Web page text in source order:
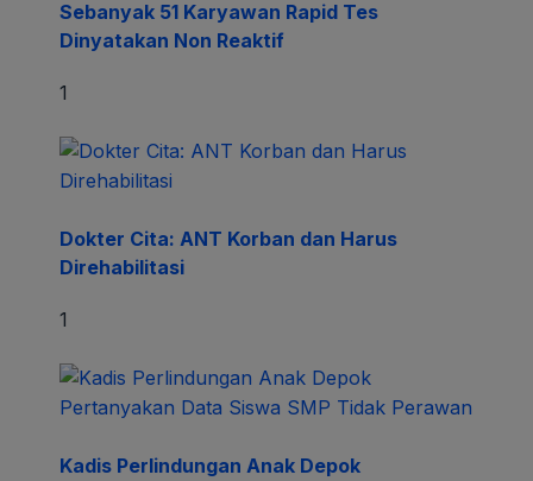
Sebanyak 51 Karyawan Rapid Tes
Dinyatakan Non Reaktif
1
Dokter Cita: ANT Korban dan Harus
Direhabilitasi
1
Kadis Perlindungan Anak Depok